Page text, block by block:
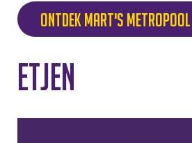
Ontdek Mart's Metropool
Etjen